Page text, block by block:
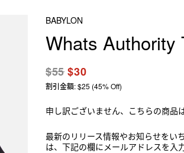
BABYLON
Whats Authority
$55$30
割引金額: $25 (45% Off)
申し訳ございません、こちらの商品
最新のリリース情報やお知らせをい
は、下記の欄にメールアドレスを入